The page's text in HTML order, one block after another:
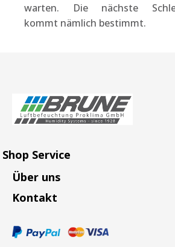
warten. Die nächste
kommt nämlich bestimmt.
Shop Service
Über uns
Kontakt